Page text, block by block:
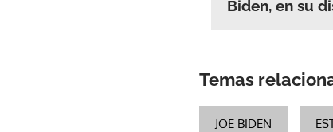
Biden, en su
Temas
JOE BIDEN